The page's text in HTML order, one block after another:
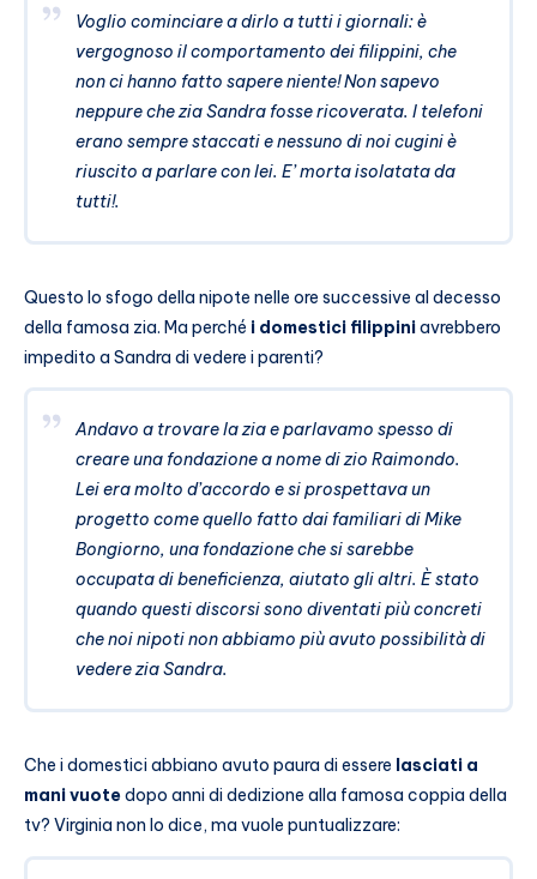
Voglio cominciare a dirlo a tutti i giornali: è
vergognoso il comportamento dei filippini, che
non ci hanno fatto sapere niente! Non sapevo
neppure che zia Sandra fosse ricoverata. I telefoni
erano sempre staccati e nessuno di noi cugini è
riuscito a parlare con lei. E’ morta isolatata da
tutti!.
Questo lo sfogo della nipote nelle ore successive al decesso
della famosa zia. Ma perché i domestici filippiniavrebbero
impedito a Sandra di vedere i parenti?
Andavo a trovare la zia e parlavamo spesso di
creare una fondazione a nome di zio Raimondo.
Lei era molto d’accordo e si prospettava un
progetto come quello fatto dai familiari di Mike
Bongiorno, una fondazione che si sarebbe
occupata di beneficienza, aiutato gli altri. È stato
quando questi discorsi sono diventati più concreti
che noi nipoti non abbiamo più avuto possibilità di
vedere zia Sandra.
Che i domestici abbiano avuto paura di essere lasciati a
mani vuotedopo anni di dedizione alla famosa coppia della
tv? Virginia non lo dice, ma vuole puntualizzare: